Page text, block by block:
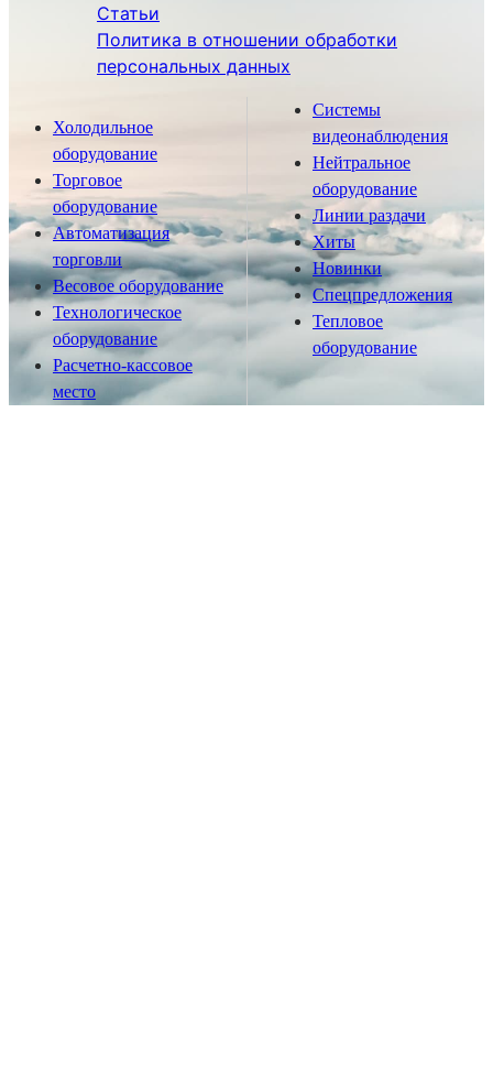
Статьи
Политика в отношении обработки
персональных данных
Холодильное
оборудование
Торговое
оборудование
Автоматизация
торговли
Весовое оборудование
Технологическое
оборудование
Расчетно-кассовое
место
Системы
видеонаблюдения
Нейтральное
оборудование
Линии раздачи
Хиты
Новинки
Спецпредложения
Тепловое
оборудование